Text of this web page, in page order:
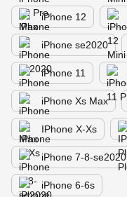
iPhone 12
iPhone se2020
iPhone 11
iPhone Xs Max
IPhone X-Xs
iPhone 7-8-se2020
iPhone 6-6s